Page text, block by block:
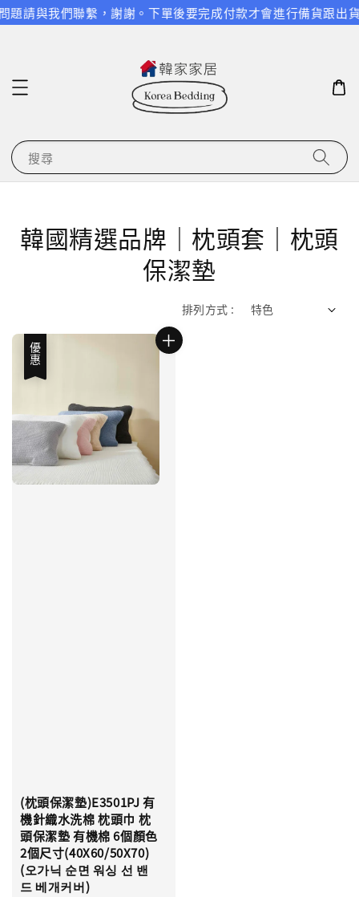
請與我們聯繫，謝謝。下單後要完成付款才會進行備貨跟出
搜尋
韓國精選品牌｜枕頭套｜枕頭
保潔墊
排列方式 :
優惠
(枕頭保潔墊)E3501PJ 有
機針織水洗棉 枕頭巾 枕
頭保潔墊 有機棉 6個顏色
2個尺寸(40X60/50X70)
(오가닉 순면 워싱 선 밴
드 베개커버)